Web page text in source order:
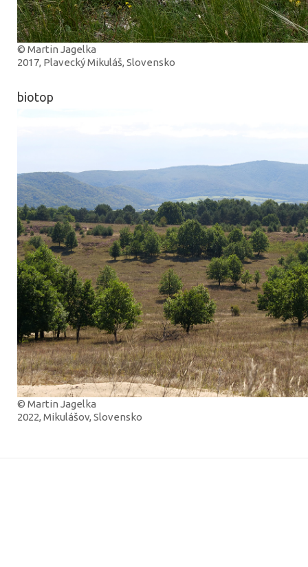
© Martin Jagelka
2017, Plavecký Mikuláš, Slovensko
biotop
© Martin Jagelka
2022, Mikulášov, Slovensko